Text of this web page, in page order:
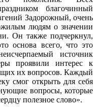
благочинный
Задорожный, очень
людям о значении
Он также подчеркнул,
основа всего, что это
источник
проявили интерес к
их вопросов. Каждый
смог открыть для себя
вопросы, которые
полезное слово».